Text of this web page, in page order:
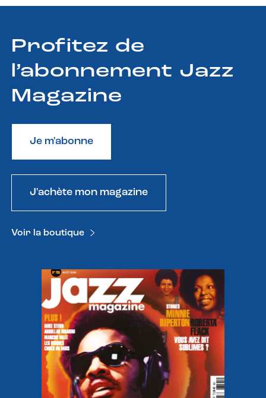
Profitez de
l’abonnement Jazz
Magazine
Je m'abonne
J'achète mon magazine
Voir la boutique